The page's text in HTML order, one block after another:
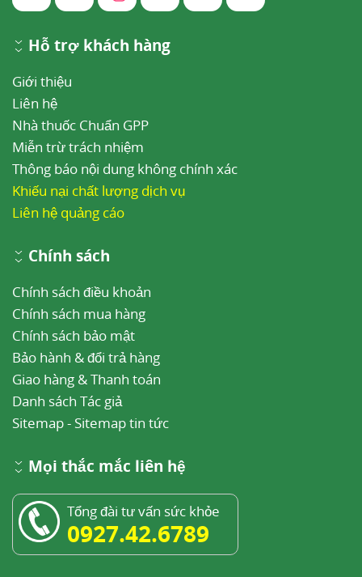
Hỗ trợ khách hàng
Giới thiệu
Liên hệ
Nhà thuốc Chuẩn GPP
Miễn trừ trách nhiệm
Thông báo nội dung không chính xác
Khiếu nại chất lượng dịch vụ
Liên hệ quảng cáo
Chính sách
Chính sách điều khoản
Chính sách mua hàng
Chính sách bảo mật
Bảo hành & đổi trả hàng
Giao hàng & Thanh toán
Danh sách Tác giả
Sitemap- Sitemap tin tức
Mọi thắc mắc liên hệ
Tổng đài tư vấn sức khỏe
0927.42.6789